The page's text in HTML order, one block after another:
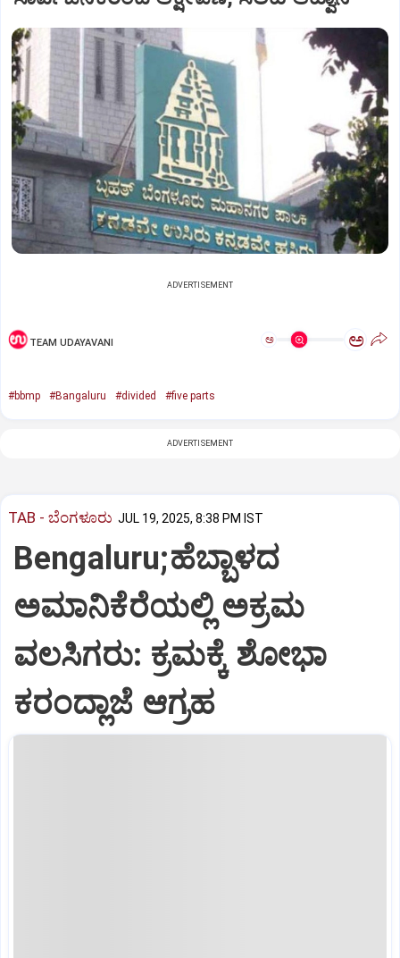
ADVERTISEMENT
TEAM UDAYAVANI ಅ ಅ
#bbmp #Bangaluru #divided #five parts
ADVERTISEMENT
TAB - ಬೆಂಗಳೂರು JUL 19, 2025, 8:38 PM IST
Bengaluru;ಹೆಬ್ಬಾಳದ
ಅಮಾನಿಕೆರೆಯಲ್ಲಿ ಅಕ್ರಮ
ವಲಸಿಗರು: ಕ್ರಮಕ್ಕೆ ಶೋಭಾ
ಕರಂದ್ಲಾಜೆ ಆಗ್ರಹ